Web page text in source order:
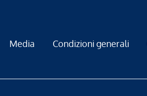
Media Condizioni generali